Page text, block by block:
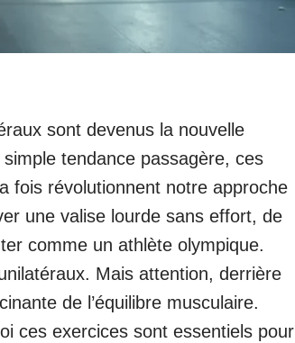
sont devenus la nouvelle
tendance passagère, ces
fois révolutionnent notre approche
une valise lourde sans effort, de
comme un athlète olympique.
Mais attention, derrière
de l’équilibre musculaire.
ces exercices sont essentiels pour